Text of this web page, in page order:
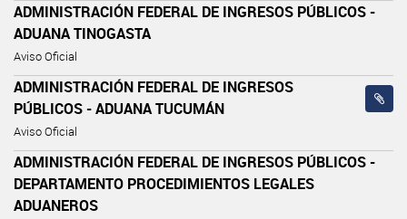
ADMINISTRACIÓN FEDERAL DE INGRESOS PÚBLICOS -
ADUANA TINOGASTA
Aviso Oficial
ADMINISTRACIÓN FEDERAL DE INGRESOS
PÚBLICOS - ADUANA TUCUMÁN
Aviso Oficial
ADMINISTRACIÓN FEDERAL DE INGRESOS PÚBLICOS -
DEPARTAMENTO PROCEDIMIENTOS LEGALES
ADUANEROS